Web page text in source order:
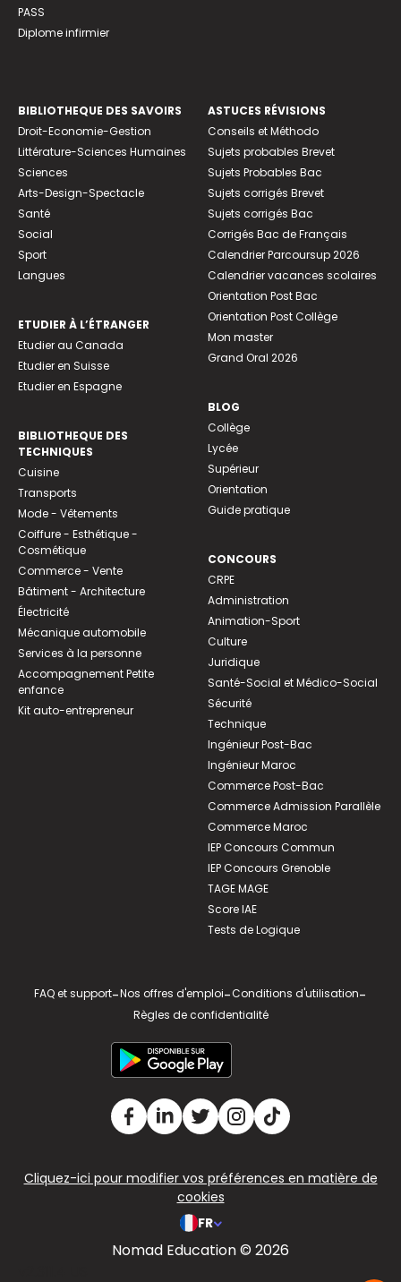
PASS
Diplome infirmier
BIBLIOTHEQUE DES SAVOIRS
Droit-Economie-Gestion
Littérature-Sciences Humaines
Sciences
Arts-Design-Spectacle
Santé
Social
Sport
Langues
ETUDIER À L’ÉTRANGER
Etudier au Canada
Etudier en Suisse
Etudier en Espagne
BIBLIOTHEQUE DES
TECHNIQUES
Cuisine
Transports
Mode - Vêtements
Coiffure - Esthétique -
Cosmétique
Commerce - Vente
Bâtiment - Architecture
Électricité
Mécanique automobile
Services à la personne
Accompagnement Petite
enfance
Kit auto-entrepreneur
ASTUCES RÉVISIONS
Conseils et Méthodo
Sujets probables Brevet
Sujets Probables Bac
Sujets corrigés Brevet
Sujets corrigés Bac
Corrigés Bac de Français
Calendrier Parcoursup 2026
Calendrier vacances scolaires
Orientation Post Bac
Orientation Post Collège
Mon master
Grand Oral 2026
BLOG
Collège
Lycée
Supérieur
Orientation
Guide pratique
CONCOURS
CRPE
Administration
Animation-Sport
Culture
Juridique
Santé-Social et Médico-Social
Sécurité
Technique
Ingénieur Post-Bac
Ingénieur Maroc
Commerce Post-Bac
Commerce Admission Parallèle
Commerce Maroc
IEP Concours Commun
IEP Concours Grenoble
TAGE MAGE
Score IAE
Tests de Logique
FAQ et support-Nos offres d'emploi-Conditions d'utilisation-
Règles de confidentialité
Cliquez-ici pour modifier vos préférences en matière de
cookies
FR
Nomad Education © 2026